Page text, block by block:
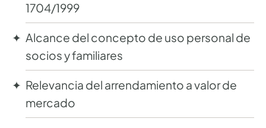
1704/1999
Alcance del concepto de uso personal de
socios y familiares
Relevancia del arrendamiento a valor de
mercado